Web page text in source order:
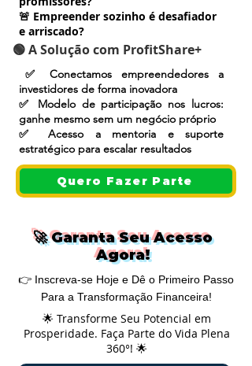
🚨 Empreender sozinho é desafiador
e arriscado?
🟢 A Solução com ProfitShare+
​✅ Conectamos empreendedores a
investidores de forma inovadora
✅ Modelo de participação nos lucros:
ganhe mesmo sem um negócio próprio
✅ Acesso a mentoria e suporte
estratégico para escalar resultados
Quero Fazer Parte
🚀 Garanta Seu Acesso
Agora!
👉 Inscreva-se Hoje e Dê o Primeiro Passo
Para a Transformação Financeira!
🌟 Transforme Seu Potencial em
Prosperidade. Faça Parte do Vida Plena
360°! 🌟